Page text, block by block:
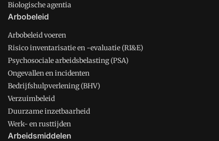
Biologische agentia
Arbobeleid
Arbobeleid voeren
Risico inventarisatie en -evaluatie (RI&E)
Psychosociale arbeidsbelasting (PSA)
Ongevallen en incidenten
Bedrijfshulpverlening (BHV)
Verzuimbeleid
Duurzame inzetbaarheid
Werk- en rusttijden
Arbeidsmiddelen